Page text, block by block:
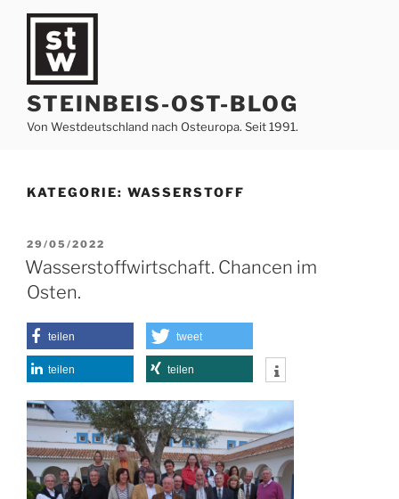
Zum
springen
STEINBEIS-OST-BLOG
Von Westdeutschland nach Osteuropa. Seit 1991.
KATEGORIE: WASSERSTOFF
VERÖFFENTLICHT
AM
29/05/2022
Wasserstoffwirtschaft. Chancen im
Osten.
teilen tweet
teilen teilen